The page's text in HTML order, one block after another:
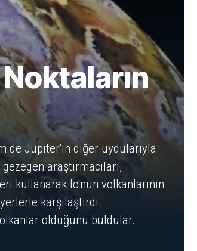
de Jüpiter'in diğer uydularıyla
araştırmacıları,
kullanarak Io'nun volkanlarının
karşılaştırdı.
olduğunu buldular.